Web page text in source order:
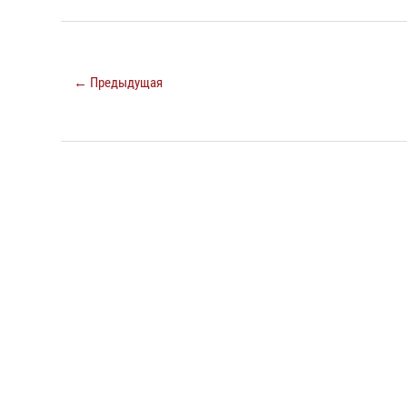
← Предыдущая